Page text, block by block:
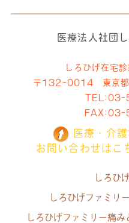
医療法人社団
しろひげ在宅
〒132-0014 東京都
TEL: 03-
医療・介
お問い合わせはこ
しろひ
しろひげファミリ
しろひげファミリー痛